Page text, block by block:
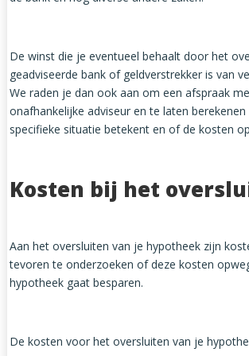
De winst die je eventueel behaalt door het
geadviseerde bank of geldverstrekker is van
We raden je dan ook aan om een afspraak
onafhankelijke adviseur en te laten
specifieke situatie betekent en of de kosten
Kosten bij het
Aan het oversluiten van je hypotheek zijn
tevoren te onderzoeken of deze kosten
hypotheek gaat besparen.
De kosten voor het oversluiten van je